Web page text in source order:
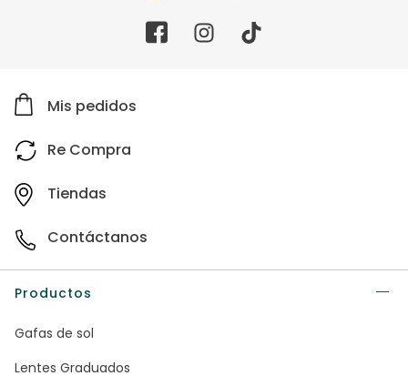
Mis pedidos
Re Compra
Tiendas
Contáctanos
Productos
Gafas de sol
Lentes Graduados